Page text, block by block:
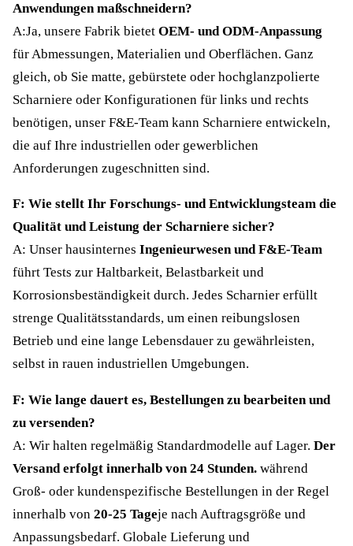
Anwendungen maßschneidern?
A:Ja, unsere Fabrik bietet OEM- und ODM-Anpassung
für Abmessungen, Materialien und Oberflächen. Ganz
gleich, ob Sie matte, gebürstete oder hochglanzpolierte
Scharniere oder Konfigurationen für links und rechts
benötigen, unser F&E-Team kann Scharniere entwickeln,
die auf Ihre industriellen oder gewerblichen
Anforderungen zugeschnitten sind.
F: Wie stellt Ihr Forschungs- und Entwicklungsteam die
Qualität und Leistung der Scharniere sicher?
A: Unser hausinternes Ingenieurwesen und F&E-Team
führt Tests zur Haltbarkeit, Belastbarkeit und
Korrosionsbeständigkeit durch. Jedes Scharnier erfüllt
strenge Qualitätsstandards, um einen reibungslosen
Betrieb und eine lange Lebensdauer zu gewährleisten,
selbst in rauen industriellen Umgebungen.
F: Wie lange dauert es, Bestellungen zu bearbeiten und
zu versenden?
A: Wir halten regelmäßig Standardmodelle auf Lager. Der
Versand erfolgt innerhalb von 24 Stunden. während
Groß- oder kundenspezifische Bestellungen in der Regel
innerhalb von 20-25 Tageje nach Auftragsgröße und
Anpassungsbedarf. Globale Lieferung und